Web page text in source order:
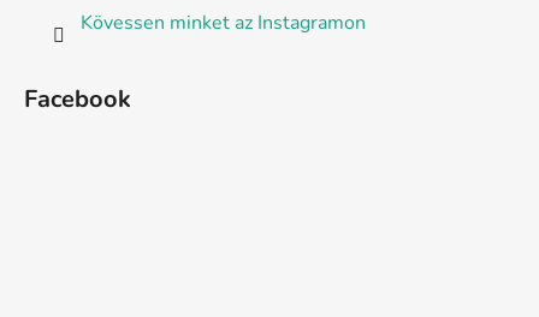
Kövessen minket az Instagramon
Facebook